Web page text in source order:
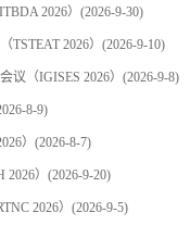
2026） (2026-9-30)
2026） (2026-9-10)
（IGISES 2026） (2026-9-8)
8-9)
） (2026-8-7)
） (2026-9-20)
2026） (2026-9-5)